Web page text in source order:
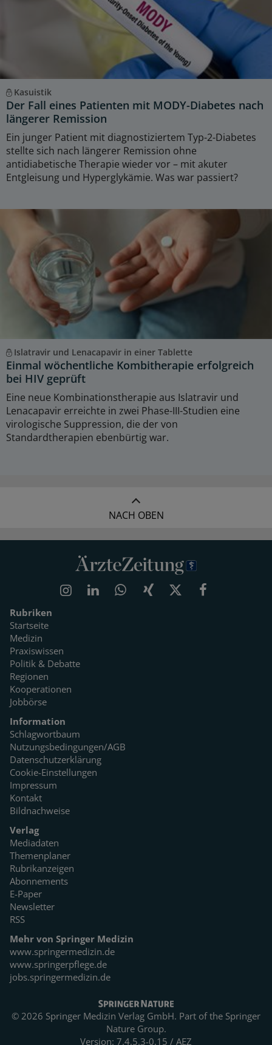
Kasuistik
Der Fall eines Patienten mit MODY-Diabetes nach
längerer Remission
Ein junger Patient mit diagnostiziertem Typ-2-Diabetes
stellte sich nach längerer Remission ohne
antidiabetische Therapie wieder vor – mit akuter
Entgleisung und Hyperglykämie. Was war passiert?
Islatravir und Lenacapavir in einer Tablette
Einmal wöchentliche Kombitherapie erfolgreich
bei HIV geprüft
Eine neue Kombinationstherapie aus Islatravir und
Lenacapavir erreichte in zwei Phase-III-Studien eine
virologische Suppression, die der von
Standardtherapien ebenbürtig war.
NACH OBEN
Rubriken
Startseite
Medizin
Praxiswissen
Politik & Debatte
Regionen
Kooperationen
Jobbörse
Information
Schlagwortbaum
Nutzungsbedingungen/AGB
Datenschutzerklärung
Cookie-Einstellungen
Impressum
Kontakt
Bildnachweise
Verlag
Mediadaten
Themenplaner
Rubrikanzeigen
Abonnements
E-Paper
Newsletter
RSS
Mehr von Springer Medizin
www.springermedizin.de
www.springerpflege.de
jobs.springermedizin.de
© 2026 Springer Medizin Verlag GmbH. Part of the Springer
Nature Group.
Version: 7.4.5.3-0.15 / AEZ